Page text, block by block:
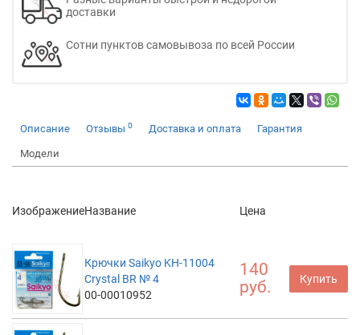
доставки
Сотни пунктов самовывоза по всей России
Описание Отзывы 0 Доставка и оплата Гарантия
Модели
ИзображениеНазвание Цена
Крючки Saikyo KH-11004
Crystal BR № 4
00-00010952
140
руб.
Купить